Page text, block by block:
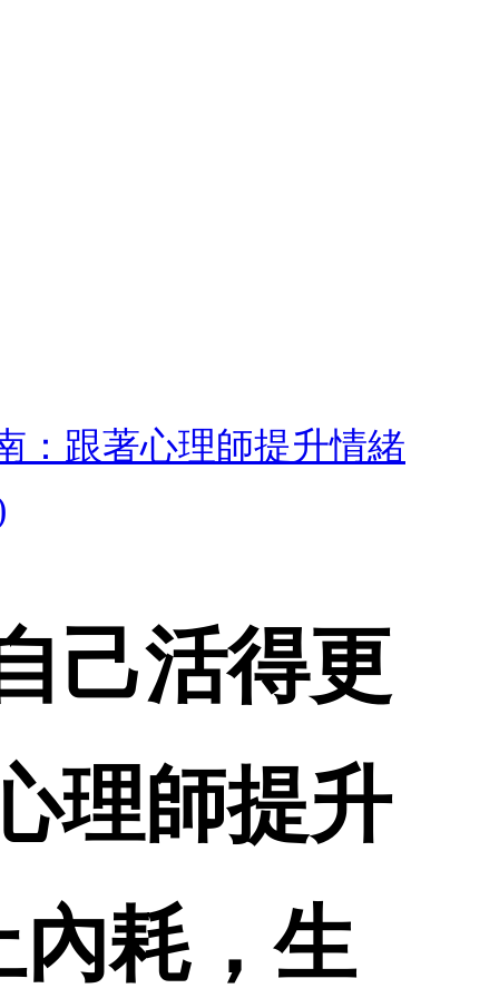
：跟著心理師提升情緒
己活得更
理師提升
內耗，生